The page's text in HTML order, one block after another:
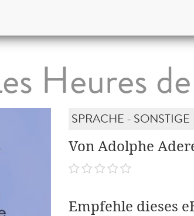
Heures
SPRACHE - SONSTIGE
Von Adolphe
Empfehle dieses